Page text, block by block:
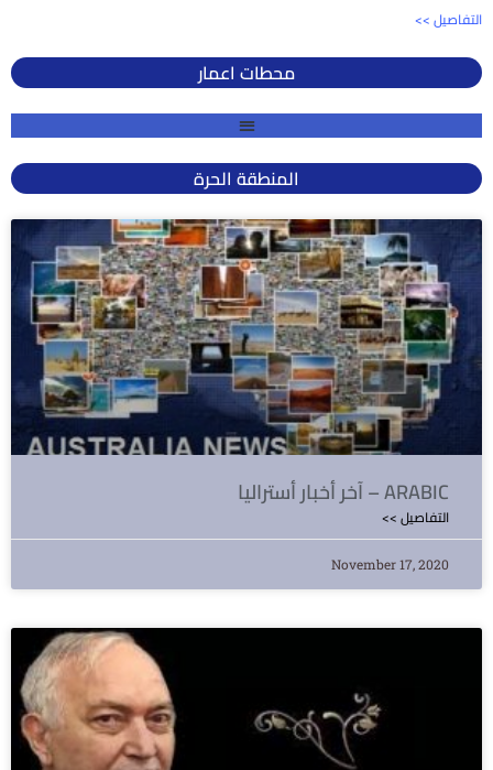
<< التفاصيل
محطات اعمار
المنطقة الحرة
آخر أخبار أستراليا – ARABIC
<< التفاصيل
November 17, 2020